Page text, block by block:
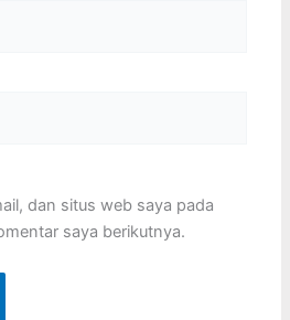
dan situs web saya pada
saya berikutnya.